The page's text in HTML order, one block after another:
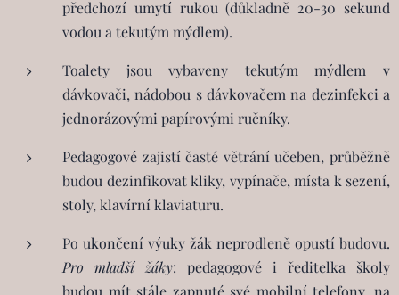
předchozí umytí rukou (důkladně 20-30 sekund
vodou a tekutým mýdlem).
Toalety jsou vybaveny tekutým mýdlem v
dávkovači, nádobou s dávkovačem na dezinfekci a
jednorázovými papírovými ručníky.
Pedagogové zajistí časté větrání učeben, průběžně
budou dezinfikovat kliky, vypínače, místa k sezení,
stoly, klavírní klaviaturu.
Po ukončení výuky žák neprodleně opustí budovu.
Pro mladší žáky: pedagogové i ředitelka školy
budou mít stále zapnuté své mobilní telefony, na